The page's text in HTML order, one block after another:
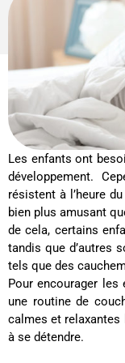
Les enfants ont
développement.
résistent à l’heure
bien plus amusant
de cela, certains
tandis que d’autres
tels que des
Pour encourager
une routine de
calmes et relaxantes
à se détendre.